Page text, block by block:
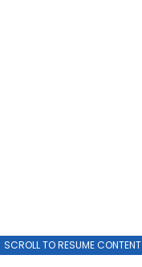
SCROLL TO RESUME CONTENT